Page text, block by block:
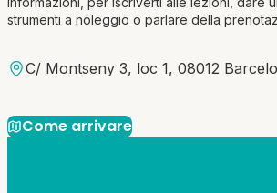
strumenti a noleggio o parlare della
C/ Montseny 3, loc 1, 08012
Come arrivare